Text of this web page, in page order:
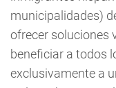
municipalidades)
ofrecer soluciones
beneficiar a todos
exclusivamente a